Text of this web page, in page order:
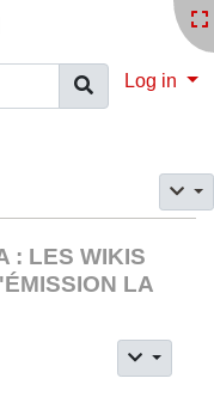
Log in
: LES WIKIS
LA